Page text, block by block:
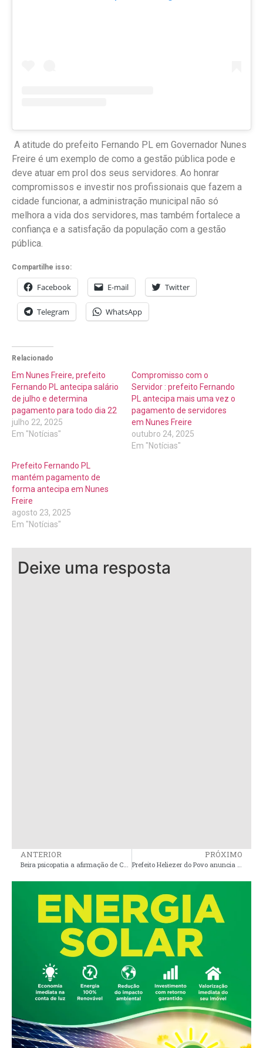
A atitude do prefeito Fernando PL em Governador Nunes
Freire é um exemplo de como a gestão pública pode e
deve atuar em prol dos seus servidores. Ao honrar
compromissos e investir nos profissionais que fazem a
cidade funcionar, a administração municipal não só
melhora a vida dos servidores, mas também fortalece a
confiança e a satisfação da população com a gestão
pública.
Compartilhe isso:
Facebook E-mail Twitter
Telegram WhatsApp
Relacionado
Em Nunes Freire, prefeito
Fernando PL antecipa salário
de julho e determina
pagamento para todo dia 22
julho 22, 2025
Em "Notícias"
Compromisso com o
Servidor : prefeito Fernando
PL antecipa mais uma vez o
pagamento de servidores
em Nunes Freire
outubro 24, 2025
Em "Notícias"
Prefeito Fernando PL
mantém pagamento de
forma antecipa em Nunes
Freire
agosto 23, 2025
Em "Notícias"
Deixe uma resposta
ANTERIOR PRÓXIMO